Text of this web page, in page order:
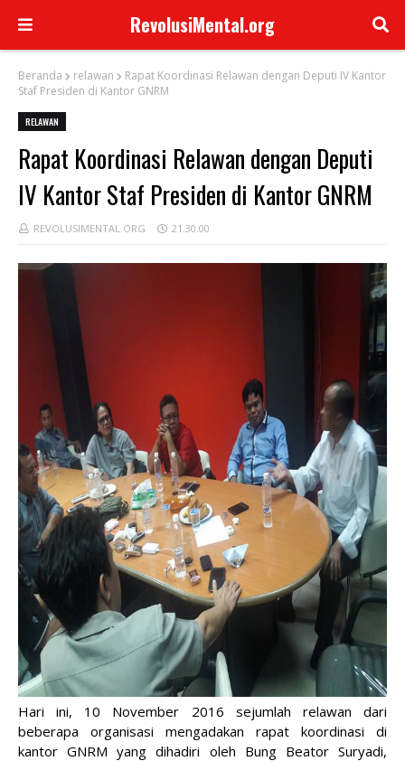
RevolusiMental.org
Beranda relawan
Rapat Koordinasi Relawan dengan Deputi IV Kantor
Staf Presiden di Kantor GNRM
RELAWAN
Rapat Koordinasi Relawan dengan Deputi
IV Kantor Staf Presiden di Kantor GNRM
REVOLUSIMENTAL.ORG 21.30.00
Hari ini, 10 November 2016 sejumlah relawan dari
beberapa organisasi mengadakan rapat koordinasi di
kantor GNRM yang dihadiri oleh Bung Beator Suryadi,